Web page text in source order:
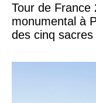
Tour de France
monumental à
des cinq sacres